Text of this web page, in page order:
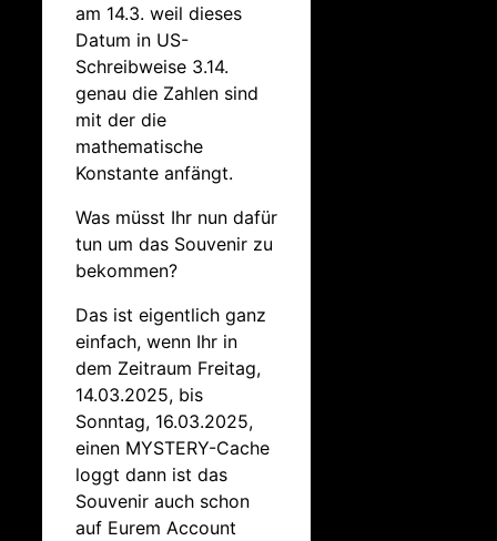
am 14.3. weil dieses
Datum in US-
Schreibweise 3.14.
genau die Zahlen sind
mit der die
mathematische
Konstante anfängt.
Was müsst Ihr nun dafür
tun um das Souvenir zu
bekommen?
Das ist eigentlich ganz
einfach, wenn Ihr in
dem Zeitraum Freitag,
14.03.2025, bis
Sonntag, 16.03.2025,
einen MYSTERY-Cache
loggt dann ist das
Souvenir auch schon
auf Eurem Account